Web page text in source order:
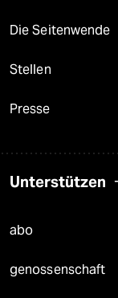
Die Seitenwende
Stellen
Presse
Unterstützen
abo
genossenschaft